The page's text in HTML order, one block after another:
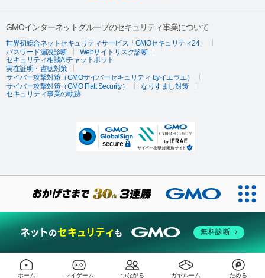
GMOインターネットグループのセキュリティ事業について
世界初総合ネットセキュリティサービス「GMOセキュリティ24」
パスワード漏洩診断
Webサイトリスク診断
セキュリティ相談AIチャットボット
実在証明・盗聴対策
サイバー攻撃対策（GMOサイバーセキュリティ byイエラエ）
サイバー攻撃対策（GMO Flatt Security）
なりすまし対策
セキュリティ事業の軌跡
ホーム マイゲーム つながる ガヤルーム ためる
無料診断